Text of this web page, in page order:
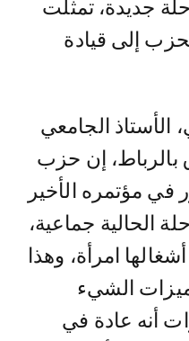
جديدة، تمثلت
إلى قيادة
الأستاذ الجامعي
بالرباط، إن حزب
في مؤتمره الأخير
الحالية جماعية،
امرأة، وهذا
الشيء
أنه عادة في